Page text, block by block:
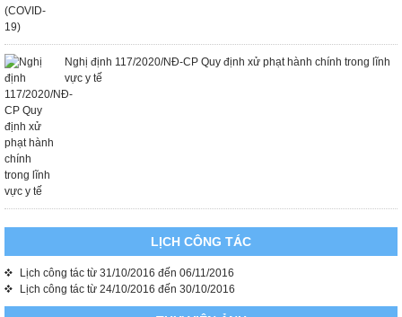
Nghị định 117/2020/NĐ-CP Quy định xử phạt hành chính trong lĩnh
vực y tế
LỊCH CÔNG TÁC
Lịch công tác từ 31/10/2016 đến 06/11/2016
Lịch công tác từ 24/10/2016 đến 30/10/2016